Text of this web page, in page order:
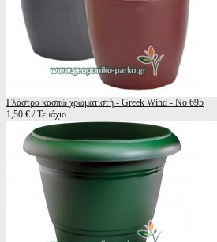
Γλάστρα κασπώ χρωματιστή - Greek Wind - No 695
1,50 € / Τεμάχιο